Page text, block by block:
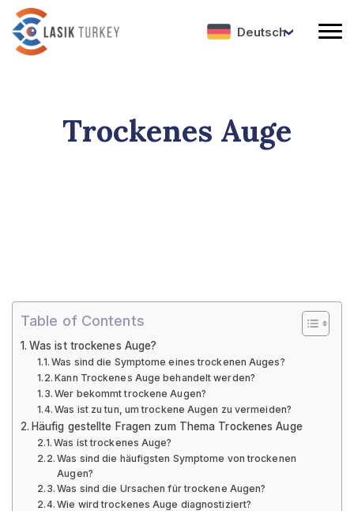
Deutsch
Trockenes Auge
Table of Contents
Was ist trockenes Auge?
Was sind die Symptome eines trockenen Auges?
Kann Trockenes Auge behandelt werden?
Wer bekommt trockene Augen?
Was ist zu tun, um trockene Augen zu vermeiden?
Häufig gestellte Fragen zum Thema Trockenes Auge
Was ist trockenes Auge?
Was sind die häufigsten Symptome von trockenen
Augen?
Was sind die Ursachen für trockene Augen?
Wie wird trockenes Auge diagnostiziert?